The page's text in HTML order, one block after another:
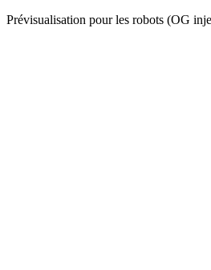
Prévisualisation pour les robots (OG